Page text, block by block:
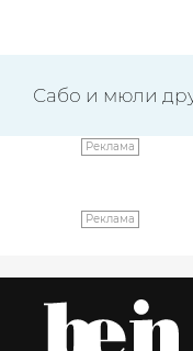
Сабо и мюли
Реклама
Реклама